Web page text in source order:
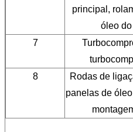
principal,
óleo
7
8
Rodas de
panelas de